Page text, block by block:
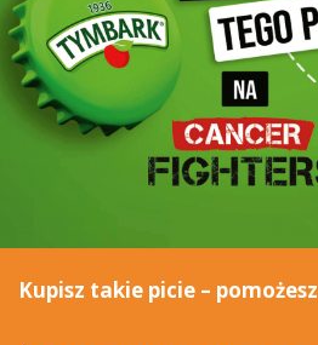
Kupisz takie picie – pomożesz